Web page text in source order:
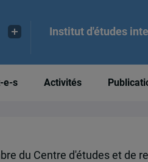
Institut d'études
e-s Activités
du Centre d'études et de